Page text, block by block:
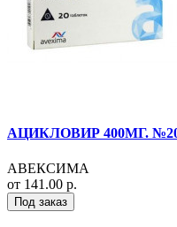
АЦИКЛОВИР 400МГ.
АВЕКСИМА
от 141.00 р.
Под заказ